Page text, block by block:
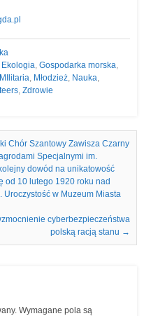
Ekologia Gospodarka morska
MIlitaria Młodzież Nauka
Zdrowie
Chór Szantowy Zawisza Czarny
Specjalnymi im.
dowód na unikatowość
od 10 lutego 1920 roku nad
w Muzeum Miasta
cyberbezpieczeństwa
polską racją stanu →
Wymagane pola są